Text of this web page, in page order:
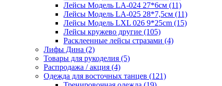
Лейсы Модель LA-024 27*6см (11)
Лейсы Модель LA-025 28*7,5см (11)
Лейсы Модель LXL 026 9*25cm (15)
Лейсы кружево другие (105)
Расклеенные лейсы стразами (4)
Лифы Дина (2)
Товары для рукоделия (5)
Распродажа / акция (4)
Одежда для восточных танцев (121)